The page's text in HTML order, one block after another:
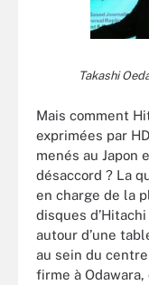
Takashi
Mais comment
exprimées par
menés au Japon
désaccord ? La
en charge de la
disques
autour d’une
au sein du
firme à Odawara,